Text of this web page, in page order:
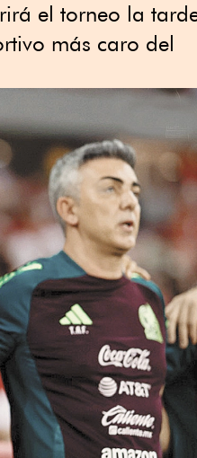
el torneo la
más caro del